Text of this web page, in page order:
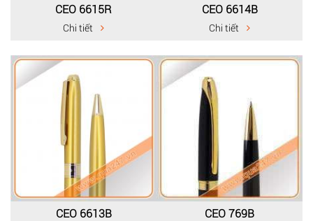
CEO 6615R
Chi tiết
CEO 6614B
Chi tiết
CEO 6613B CEO 769B